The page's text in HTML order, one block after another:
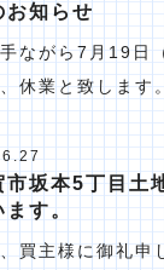
お知らせ
ながら7月19日
休業と致します。
市坂本5丁目土
す。
買主様に御礼申